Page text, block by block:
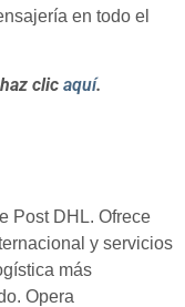
en todo el
clic aquí.
Post DHL. Ofrece
y servicios
más
Opera